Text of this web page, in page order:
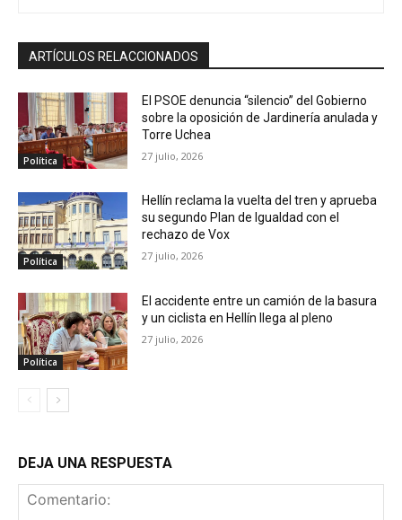
ARTÍCULOS RELACCIONADOS
Política
El PSOE denuncia “silencio” del Gobierno
sobre la oposición de Jardinería anulada y
Torre Uchea
27 julio, 2026
Política
Hellín reclama la vuelta del tren y aprueba
su segundo Plan de Igualdad con el
rechazo de Vox
27 julio, 2026
Política
El accidente entre un camión de la basura
y un ciclista en Hellín llega al pleno
27 julio, 2026
DEJA UNA RESPUESTA